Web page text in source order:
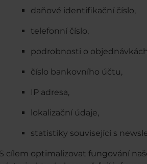
daňové identifikační číslo,
telefonní číslo,
podrobnosti o
číslo bankovního účtu,
IP adresa,
lokalizační údaje,
statistiky související s
S cílem optimalizovat fungování